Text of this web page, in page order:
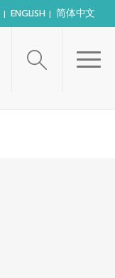
ENGLISH 简体中文